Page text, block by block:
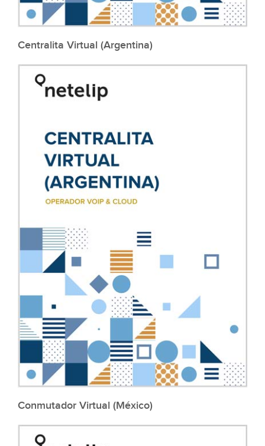
Centralita Virtual (Argentina)
Conmutador Virtual (México)